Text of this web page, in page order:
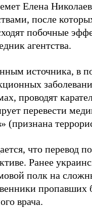
Елена
после
побочные
агентства.
источника, в
проводят
перевести
(признана
что перевод
Ранее
полк на
пропавших
врача.